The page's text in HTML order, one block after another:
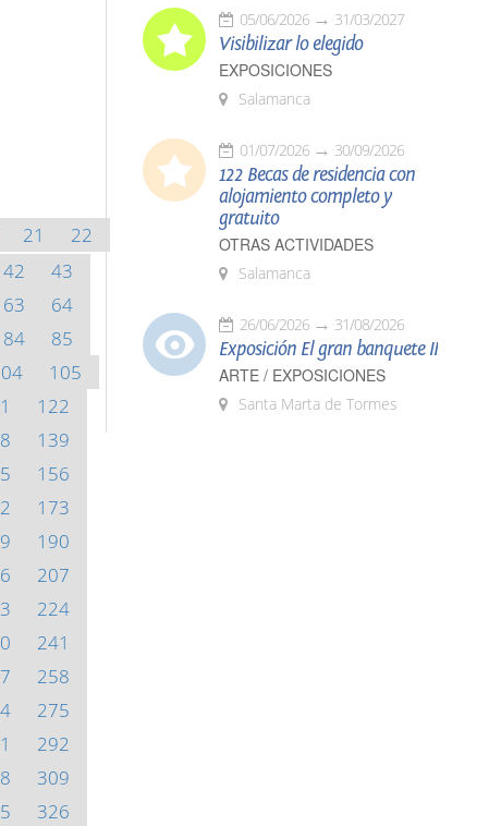
21
22
42
43
63
64
84
85
105
122
139
156
173
190
207
224
241
258
275
292
309
326
05/06/2026 31/03/2027
Visibilizar lo elegido
EXPOSICIONES
Salamanca
01/07/2026 30/09/2026
122 Becas de residencia con
alojamiento completo y
gratuito
OTRAS ACTIVIDADES
Salamanca
26/06/2026 31/08/2026
Exposición El gran banquete II
ARTE / EXPOSICIONES
Santa Marta de Tormes